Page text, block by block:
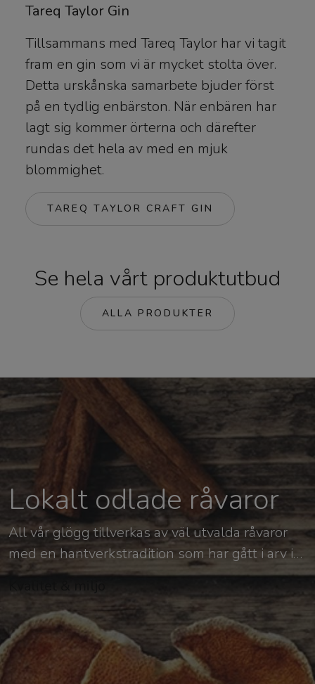
Tareq Taylor Gin
Tillsammans med Tareq Taylor har vi tagit
fram en gin som vi är mycket stolta över.
Detta urskånska samarbete bjuder först
på en tydlig enbärston. När enbären har
lagt sig kommer örterna och därefter
rundas det hela av med en mjuk
blommighet.
TAREQ TAYLOR CRAFT GIN
Se hela vårt produktutbud
ALLA PRODUKTER
Lokalt odlade råvaror
All vår glögg tillverkas av väl utvalda råvaror
med en hantverkstradition som har gått i arv i
generationer. Vi är även den största
producenten av kryddat brännvin i Sverige och
vi använder oss i möjligaste mån av lokalt
odlade råvaror.